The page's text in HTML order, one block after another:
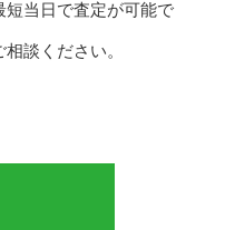
当日で査定が可能で
談ください。